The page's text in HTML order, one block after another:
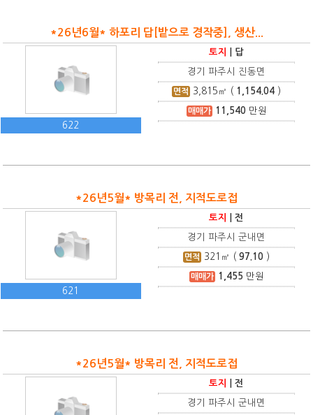
*26년6월* 하포리 답[밭으로 경작중], 생산...
622
토지 답
경기 파주시 진동면
면적 3,815 ㎡ ( 1,154.04 )
매매가 11,540만원
*26년5월* 방목리 전, 지적도로접
621
토지 |전
경기 파주시 군내면
면적 321 ㎡ (97.10 )
매매가 1,455 만원
*26년5월* 방목리 전, 지적도로접
토지 |전
경기 파주시 군내면